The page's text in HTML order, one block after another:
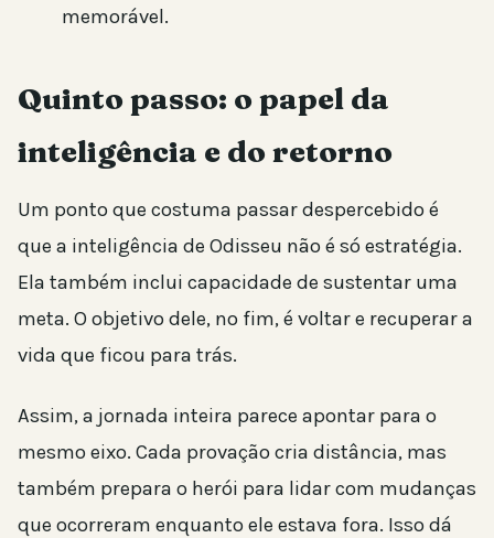
memorável.
Quinto passo: o papel da
inteligência e do retorno
Um ponto que costuma passar despercebido é
que a inteligência de Odisseu não é só estratégia.
Ela também inclui capacidade de sustentar uma
meta. O objetivo dele, no fim, é voltar e recuperar a
vida que ficou para trás.
Assim, a jornada inteira parece apontar para o
mesmo eixo. Cada provação cria distância, mas
também prepara o herói para lidar com mudanças
que ocorreram enquanto ele estava fora. Isso dá